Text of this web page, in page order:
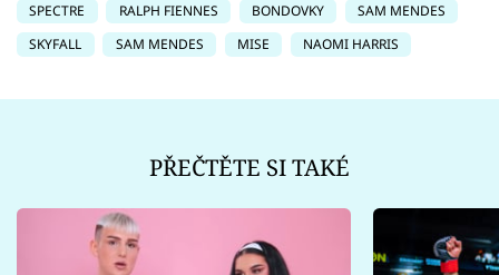
SPECTRE RALPH FIENNES BONDOVKY
SAM MENDES
SKYFALL
SAM MENDES MISE NAOMI HARRIS
PŘEČTĚTE SI TAKÉ